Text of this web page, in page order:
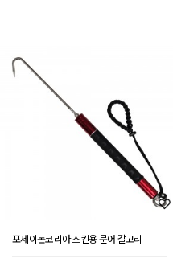
포세이돈코리아 스킨용 문어 갈고리